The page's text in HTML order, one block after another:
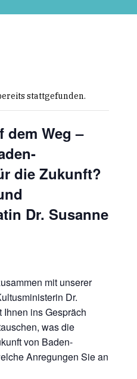
stattgefunden.
dem Weg –
die Zukunft?
Dr. Susanne
mit unserer
Dr.
ins Gespräch
was die
von Baden-
Anregungen Sie an